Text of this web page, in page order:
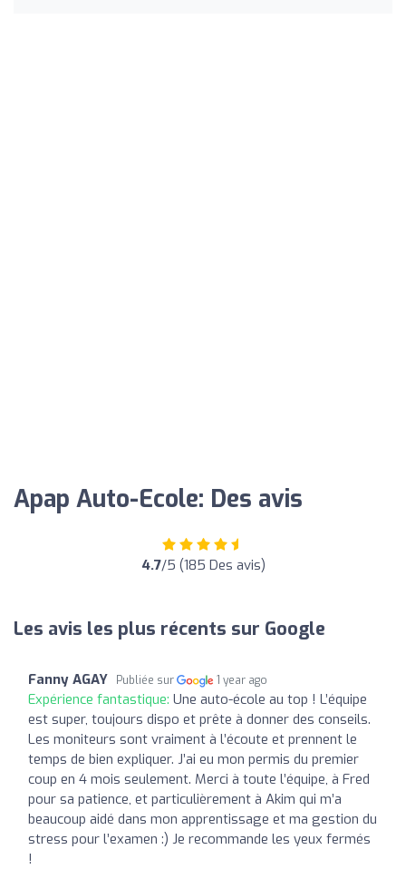
Apap Auto-Ecole: Des avis
4.7/5 (185 Des avis)
Les avis les plus récents sur Google
Fanny AGAY Publiée sur 1 year ago
Expérience fantastique: Une auto-école au top ! L’équipe
est super, toujours dispo et prête à donner des conseils.
Les moniteurs sont vraiment à l’écoute et prennent le
temps de bien expliquer. J’ai eu mon permis du premier
coup en 4 mois seulement. Merci à toute l’équipe, à Fred
pour sa patience, et particulièrement à Akim qui m’a
beaucoup aidé dans mon apprentissage et ma gestion du
stress pour l’examen :) Je recommande les yeux fermés
!